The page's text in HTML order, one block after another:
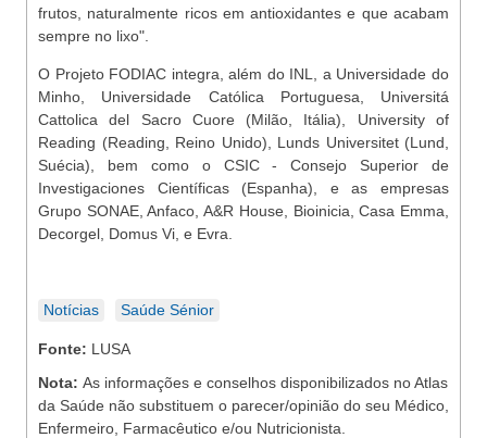
frutos, naturalmente ricos em antioxidantes e que acabam
sempre no lixo".
O Projeto FODIAC integra, além do INL, a Universidade do
Minho, Universidade Católica Portuguesa, Universitá
Cattolica del Sacro Cuore (Milão, Itália), University of
Reading (Reading, Reino Unido), Lunds Universitet (Lund,
Suécia), bem como o CSIC - Consejo Superior de
Investigaciones Científicas (Espanha), e as empresas
Grupo SONAE, Anfaco, A&R House, Bioinicia, Casa Emma,
Decorgel, Domus Vi, e Evra.
Notícias Saúde Sénior
Fonte: LUSA
Nota: As informações e conselhos disponibilizados no Atlas
da Saúde não substituem o parecer/opinião do seu Médico,
Enfermeiro, Farmacêutico e/ou Nutricionista.